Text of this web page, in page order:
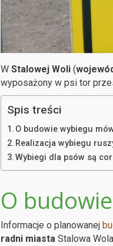
W Stalowej Woli(
wyposażony w psi tor
Spis treści
O budowie wybiegu
Realizacja wybiegu
Wybiegi dla psów są
O
Informacje o planowanej
radni miasta Stalowa